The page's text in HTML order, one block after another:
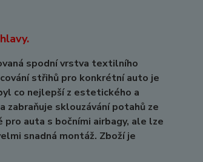
spodní vrstva textilního
střihů pro konkrétní auto je
co nejlepší z estetického a
sklouzávání potahů ze
auta s bočními airbagy, ale lze
snadná montáž. Zboží je